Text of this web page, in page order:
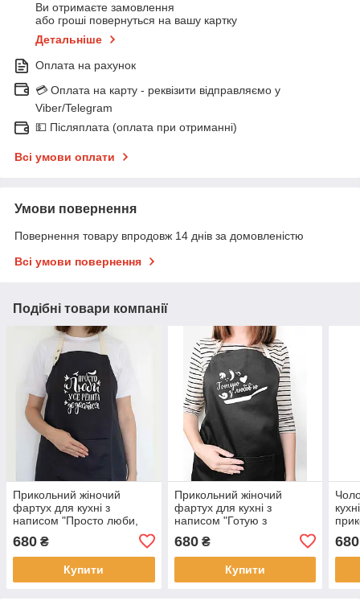
Ви отримаєте замовлення
або гроші повернуться на вашу картку
Детальніше
Оплата на рахунок
💳 Оплата на карту - реквізити відправляємо у
Viber/Telegram
💵 Післяплата (оплата при отриманні)
Всі умови оплати
Умови повернення
Повернення товару впродовж 14 днів за домовленістю
Всі умови повернення
Подібні товари компанії
Прикольний жіночий
фартух для кухні з
написом "Просто люби,
(чорний)
680 ₴
Купити
Прикольний жіночий
фартух для кухні з
написом "Готую з
680₴
Купити
680